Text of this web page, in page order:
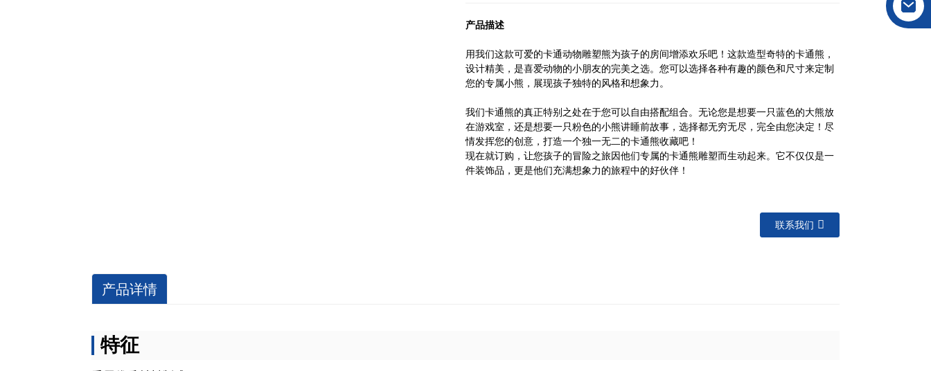
产品描述
用我们这款可爱的卡通动物雕塑熊为孩子的房间增添欢乐吧！这款造型奇特的卡通熊，
设计精美，是喜爱动物的小朋友的完美之选。您可以选择各种有趣的颜色和尺寸来定制
您的专属小熊，展现孩子独特的风格和想象力。
我们卡通熊的真正特别之处在于您可以自由搭配组合。无论您是想要一只蓝色的大熊放
在游戏室，还是想要一只粉色的小熊讲睡前故事，选择都无穷无尽，完全由您决定！尽
情发挥您的创意，打造一个独一无二的卡通熊收藏吧！
现在就订购，让您孩子的冒险之旅因他们专属的卡通熊雕塑而生动起来。它不仅仅是一
件装饰品，更是他们充满想象力的旅程中的好伙伴！
联系我们
产品详情
特征